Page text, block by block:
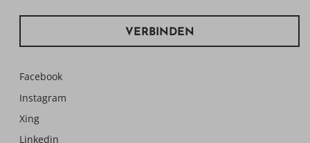
VERBINDEN
Facebook
Instagram
Xing
Linkedin